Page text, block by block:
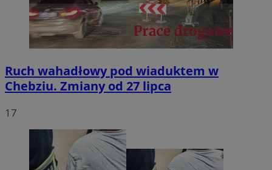
Ruch wahadłowy pod wiaduktem w
Chebziu. Zmiany od 27 lipca
17